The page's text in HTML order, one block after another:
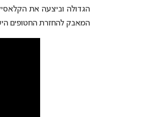
המאבק להחזרת החטופים